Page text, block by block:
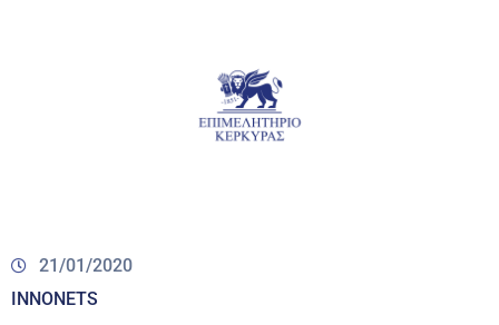
21/01/2020
INNONETS